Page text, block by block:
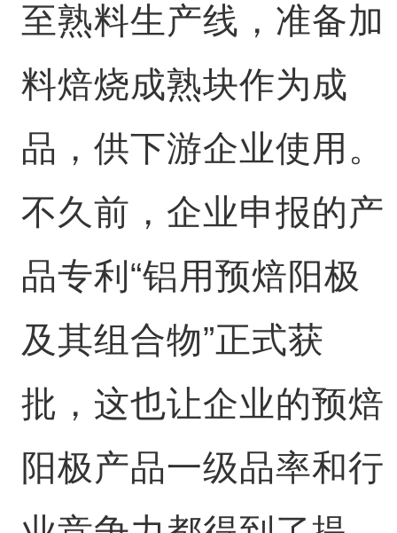
至熟料生产线，准备加
料焙烧成熟块作为成
品，供下游企业使用。
不久前，企业申报的产
品专利“铝用预焙阳极
及其组合物”正式获
批，这也让企业的预焙
阳极产品一级品率和行